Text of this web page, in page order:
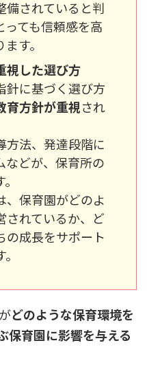
備されていると判
っても信頼感を高
す。
視した選び方
針に基づく選び方
育方針が重視され
方法、発達段階に
などが、保育所の
、保育園がどのよ
されているか、ど
の成長をサポート
どのような保育環境を
保育園に影響を与える